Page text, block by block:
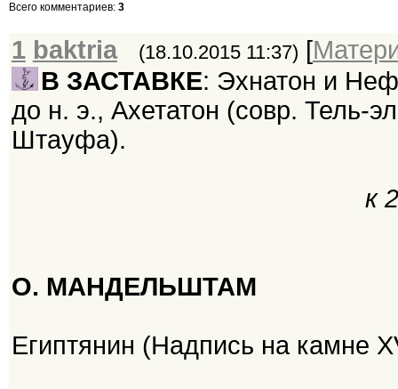
Всего комментариев: 3
1 baktria (18.10.2015 11:37) [
В ЗАСТАВКЕ: Эхнатон и
до н. э., Ахетатон (совр. Тель-
Штауфа).
к
О. МАНДЕЛЬШТАМ
Египтянин (Надпись на камне